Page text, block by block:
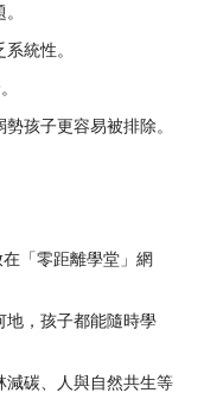
統性。
孩子更容易被排除。
「零距離學堂」網
地，孩子都能隨時學
減碳、人與自然共生等